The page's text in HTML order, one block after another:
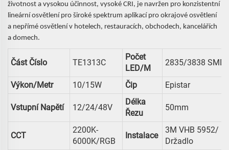
životnost a vysokou účinnost, vysoké CRI, je navržen pro konzistentní
lineární osvětlení pro široké spektrum aplikací pro okrajové osvětlení
a nepřímé osvětlení v hotelech, restauracích, obchodech, kancelářích
a domech.
Část Číslo TE1313C
Počet
LED/M
2835/3838 SMD
Výkon/metr 10/15W Čip Epistar
Vstupní Napětí 12/24/48V
Délka
Řezu
50mm
CCT
2200K-
6000K/RGB
Instalace
3M VHB 5952/
Držadlo